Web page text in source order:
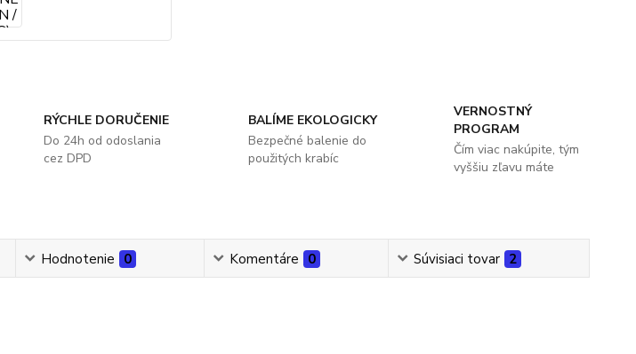
RÝCHLE DORUČENIE
Do 24h od odoslania
cez DPD
BALÍME EKOLOGICKY
Bezpečné balenie do
použitých krabíc
VERNOSTNÝ
PROGRAM
Čím viac nakúpite, tým
vyššiu zľavu máte
Hodnotenie 0 Komentáre 0 Súvisiaci tovar 2